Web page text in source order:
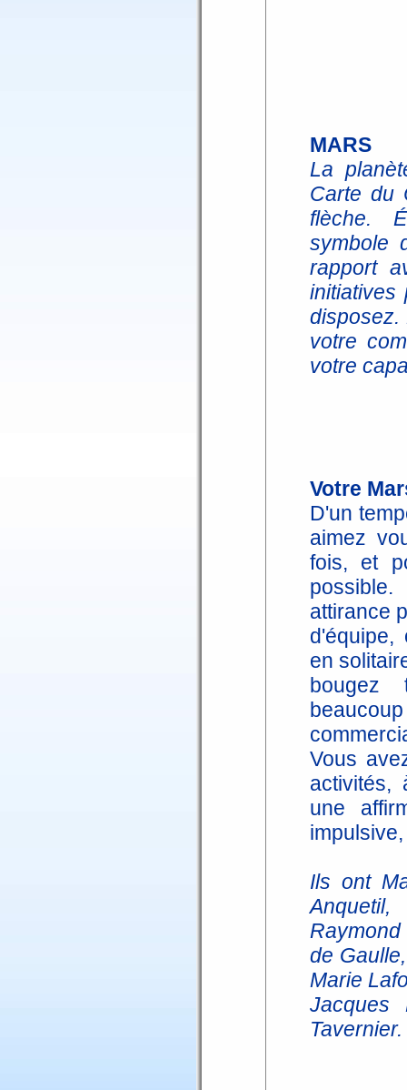
MARS
La
Carte du
flèche.
symbole
rapport
initiatives
disposez.
votre
votre
Votre
D'un
aimez
fois, et
attirance
d'équipe,
en
bougez
Vous
activités,
une
Ils ont
de
Marie
Jacques
Tavernier.